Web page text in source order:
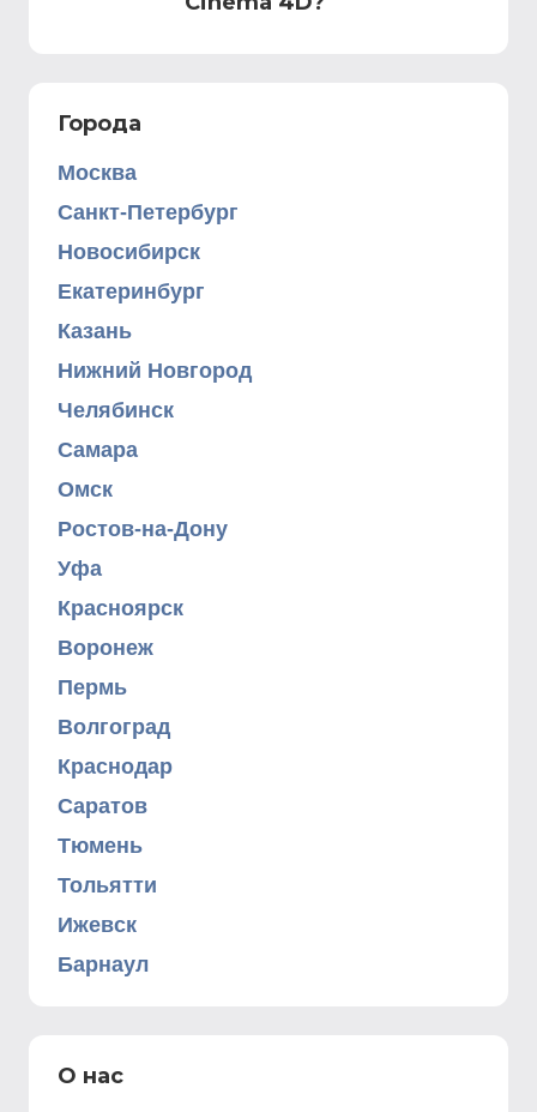
Города
Москва
Санкт-Петербург
Новосибирск
Екатеринбург
Казань
Нижний Новгород
Челябинск
Самара
Омск
Ростов-на-Дону
Уфа
Красноярск
Воронеж
Пермь
Волгоград
Краснодар
Саратов
Тюмень
Тольятти
Ижевск
Барнаул
О нас